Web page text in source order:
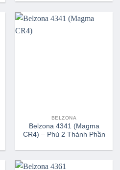
BELZONA
Belzona 4341 (Magma
CR4) – Phủ 2 Thành Phần